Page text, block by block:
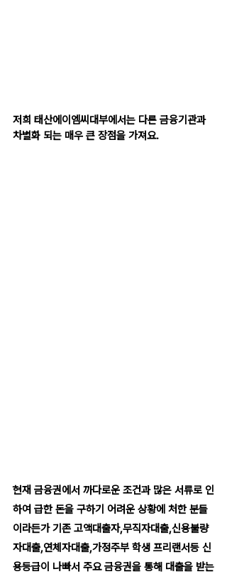
저희 태산에이엠씨대부에서는 다른 금융기관과
차별화 되는 매우 큰 장점을 가져요.
현재 금융권에서 까다로운 조건과 많은 서류로 인
하여 급한 돈을 구하기 어려운 상황에 처한 분들
이라든가 기존 고액대출자,무직자대출,신용불량
자대출,연체자대출,가정주부 학생 프리랜서등 신
용등급이 나빠서 주요 금융권을 통해 대출을 받는